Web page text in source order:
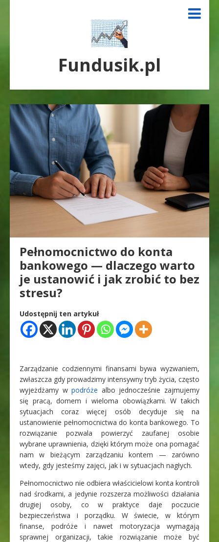
Fundusik.pl
Pełnomocnictwo do konta
bankowego — dlaczego warto
je ustanowić i jak zrobić to bez
stresu?
Udostępnij ten artykuł
Zarządzanie codziennymi finansami bywa wyzwaniem,
zwłaszcza gdy prowadzimy intensywny tryb życia, często
wyjeżdżamy wpodróże albo jednocześnie zajmujemy
się pracą, domem i wieloma obowiązkami. W takich
sytuacjach coraz więcej osób decyduje się na
ustanowienie pełnomocnictwa do konta bankowego. To
rozwiązanie pozwala powierzyć zaufanej osobie
wybrane uprawnienia, dzięki którym może ona pomagać
nam w bieżącym zarządzaniu kontem — zarówno
wtedy, gdy jesteśmy zajęci, jak i w sytuacjach nagłych.
Pełnomocnictwo nie odbiera właścicielowi konta kontroli
nad środkami, a jedynie rozszerza możliwości działania
drugiej osoby, co w praktyce daje poczucie
bezpieczeństwa i porządku. W świecie, w którym
finanse, podróże i nawet motoryzacja wymagają
sprawnej organizacji, takie rozwiązanie może być